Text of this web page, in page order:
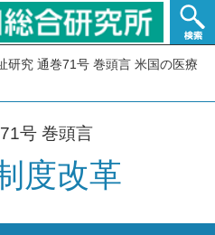
研究 通巻71号 巻頭言 米国の医療
号 巻頭言
度改革